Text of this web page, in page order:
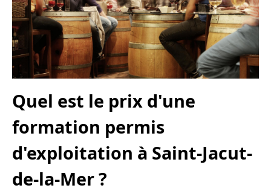
Quel est le prix d'une
formation permis
d'exploitation à Saint-Jacut-
de-la-Mer ?